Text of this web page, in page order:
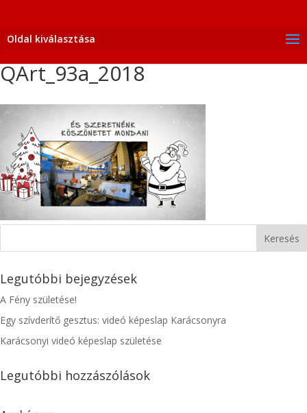
Oldal kiválasztása
QArt_93a_2018
Legutóbbi bejegyzések
A Fény születése!
Egy szívderítő gesztus: videó képeslap Karácsonyra
Karácsonyi videó képeslap születése
Legutóbbi hozzászólások